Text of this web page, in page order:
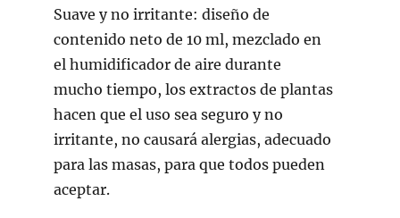
Suave y no irritante: diseño de
contenido neto de 10 ml, mezclado en
el humidificador de aire durante
mucho tiempo, los extractos de plantas
hacen que el uso sea seguro y no
irritante, no causará alergias, adecuado
para las masas, para que todos pueden
aceptar.